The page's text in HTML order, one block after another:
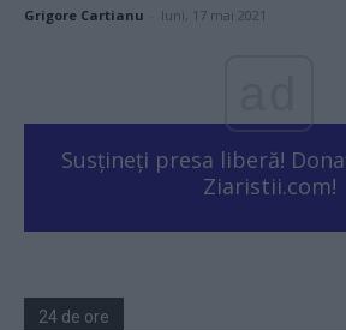
Grigore Cartianu luni, 17 mai 2021
Susțineți presa liberă!
Ziaristii.com!
24 de ore